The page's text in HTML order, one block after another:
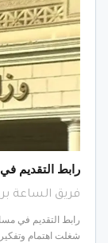
رابط التقديم في
شغلت اهتمام